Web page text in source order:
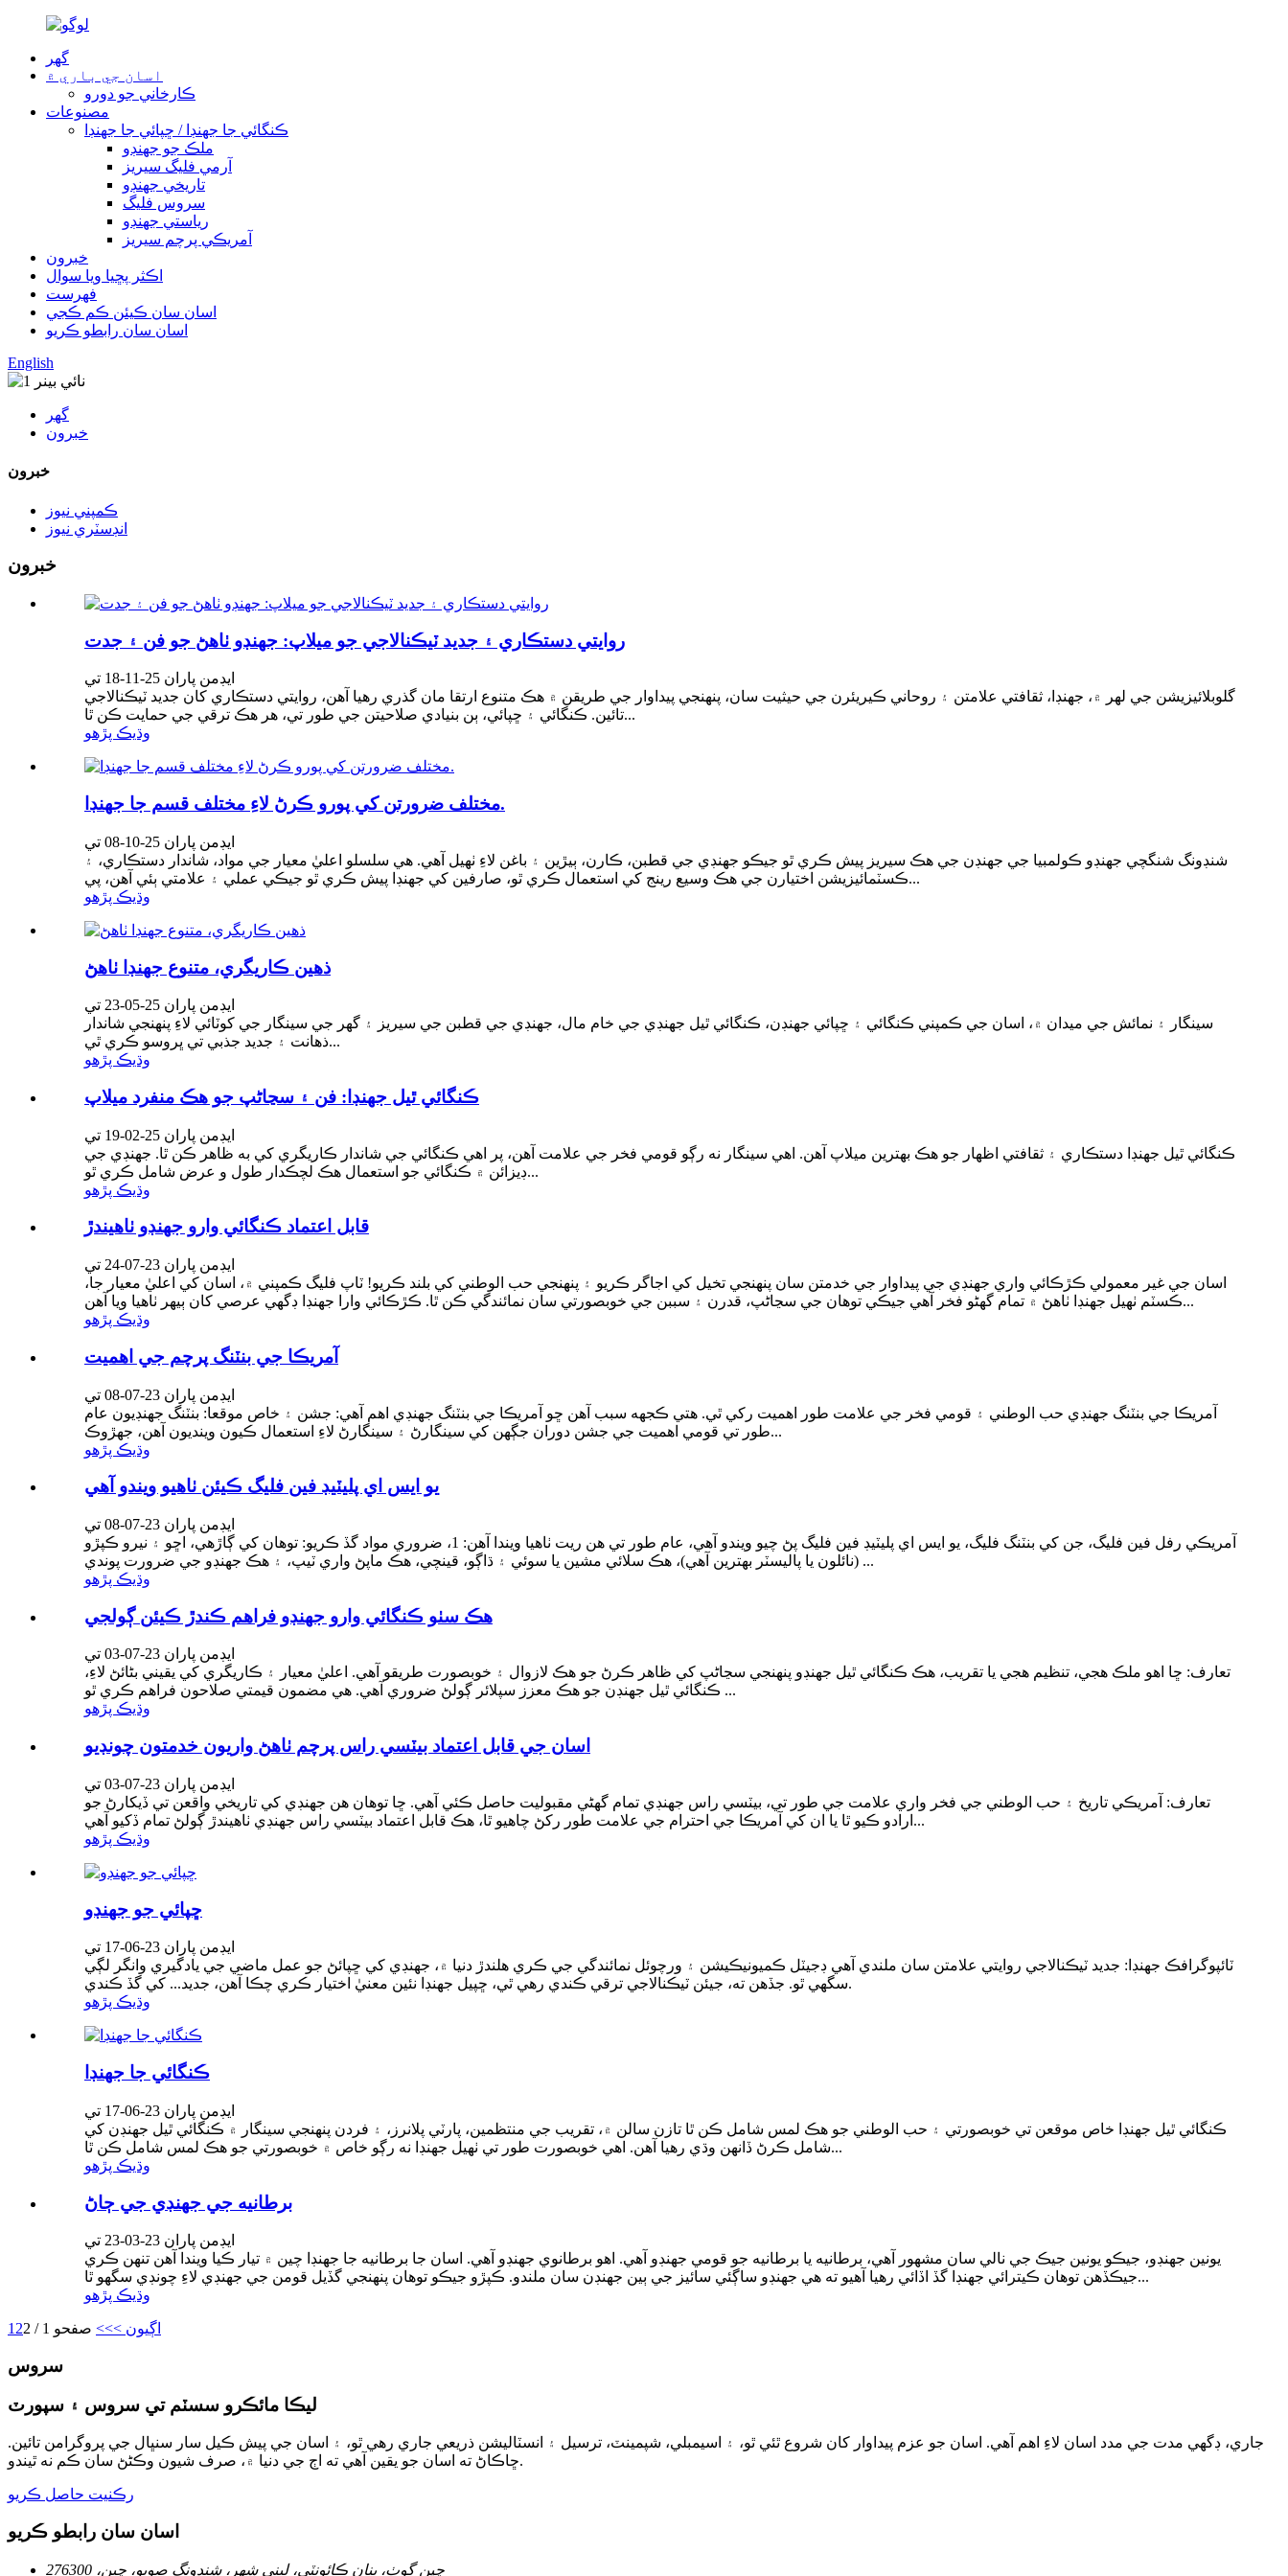
گھر
اسان جي باري ۾
ڪارخاني جو دورو
مصنوعات
ڪنگائي جا جهنڊا / ڇپائي جا جهنڊا
ملڪ جو جهنڊو
آرمي فليگ سيريز
تاريخي جهنڊو
سروس فليگ
رياستي جهنڊو
آمريڪي پرچم سيريز
خبرون
اڪثر پڇيا ويا سوال
فهرست
اسان سان ڪيئن ڪم ڪجي
اسان سان رابطو ڪريو
English
گھر
خبرون
خبرون
ڪمپني نيوز
انڊسٽري نيوز
خبرون
روايتي دستڪاري ۽ جديد ٽيڪنالاجي جو ميلاپ: جهنڊو ٺاهڻ جو فن ۽ جدت
ايڊمن پاران 25-11-18 تي
گلوبلائيزيشن جي لهر ۾، جهنڊا، ثقافتي علامتن ۽ روحاني ڪيريئرن جي حيثيت سان، پنهنجي پيداوار جي طريقن ۾ هڪ متنوع ارتقا مان گذري رهيا آهن، روايتي دستڪاري کان جديد ٽيڪنالاجي
تائين. ڪنگائي ۽ ڇپائي، ٻن بنيادي صلاحيتن جي طور تي، هر هڪ ترقي جي حمايت ڪن ٿا...
وڌيڪ پڙهو
مختلف ضرورتن کي پورو ڪرڻ لاءِ مختلف قسم جا جهنڊا.
ايڊمن پاران 25-10-08 تي
شنڊونگ شنگچي جھنڊو ڪولمبيا جي جھنڊن جي هڪ سيريز پيش ڪري ٿو جيڪو جھنڊي جي قطبن، ڪارن، ٻيڙين ۽ باغن لاءِ ٺهيل آهي. هي سلسلو اعليٰ معيار جي مواد، شاندار دستڪاري، ۽
ڪسٽمائيزيشن اختيارن جي هڪ وسيع رينج کي استعمال ڪري ٿو، صارفين کي جھنڊا پيش ڪري ٿو جيڪي عملي ۽ علامتي ٻئي آهن، پي...
وڌيڪ پڙهو
ذهين ڪاريگري، متنوع جهنڊا ٺاهڻ
ايڊمن پاران 25-05-23 تي
سينگار ۽ نمائش جي ميدان ۾، اسان جي ڪمپني ڪنگائي ۽ ڇپائي جهنڊن، ڪنگائي ٿيل جهنڊي جي خام مال، جھنڊي جي قطبن جي سيريز ۽ گھر جي سينگار جي کوٽائي لاءِ پنهنجي شاندار
ذهانت ۽ جديد جذبي تي ڀروسو ڪري ٿي...
وڌيڪ پڙهو
ڪنگائي ٿيل جهنڊا: فن ۽ سڃاڻپ جو هڪ منفرد ميلاپ
ايڊمن پاران 25-02-19 تي
ڪنگائي ٿيل جهنڊا دستڪاري ۽ ثقافتي اظهار جو هڪ بهترين ميلاپ آهن. اهي سينگار نه رڳو قومي فخر جي علامت آهن، پر اهي ڪنگائي جي شاندار ڪاريگري کي به ظاهر ڪن ٿا. جهنڊي جي
ڊيزائن ۾ ڪنگائي جو استعمال هڪ لچڪدار طول و عرض شامل ڪري ٿو...
وڌيڪ پڙهو
قابل اعتماد ڪنگائي وارو جهنڊو ٺاهيندڙ
ايڊمن پاران 23-07-24 تي
اسان جي غير معمولي ڪڙڪائي واري جهنڊي جي پيداوار جي خدمتن سان پنهنجي تخيل کي اجاگر ڪريو ۽ پنهنجي حب الوطني کي بلند ڪريو! ٽاپ فليگ ڪمپني ۾، اسان کي اعليٰ معيار جا،
ڪسٽم ٺهيل جهنڊا ٺاهڻ ۾ تمام گهڻو فخر آهي جيڪي توهان جي سڃاڻپ، قدرن ۽ سببن جي خوبصورتي سان نمائندگي ڪن ٿا. ڪڙڪائي وارا جهنڊا ڊگهي عرصي کان ٻيهر ٺاهيا ويا آهن...
وڌيڪ پڙهو
آمريڪا جي بنٽنگ پرچم جي اهميت
ايڊمن پاران 23-07-08 تي
آمريڪا جي بنٽنگ جهنڊي حب الوطني ۽ قومي فخر جي علامت طور اهميت رکي ٿي. هتي ڪجهه سبب آهن ڇو آمريڪا جي بنٽنگ جهنڊي اهم آهي: جشن ۽ خاص موقعا: بنٽنگ جهنڊيون عام
طور تي قومي اهميت جي جشن دوران جڳهن کي سينگارڻ ۽ سينگارڻ لاءِ استعمال ڪيون وينديون آهن، جهڙوڪ...
وڌيڪ پڙهو
يو ايس اي پليٽيڊ فين فليگ ڪيئن ٺاهيو ويندو آهي
ايڊمن پاران 23-07-08 تي
آمريڪي رفل فين فليگ، جن کي بنٽنگ فليگ، يو ايس اي پليٽيڊ فين فليگ پڻ چيو ويندو آهي، عام طور تي هن ريت ٺاهيا ويندا آهن: 1، ضروري مواد گڏ ڪريو: توهان کي ڳاڙهي، اڇو ۽ نيرو ڪپڙو
(نائلون يا پاليسٽر بهترين آهي)، هڪ سلائي مشين يا سوئي ۽ ڌاڳو، قينچي، هڪ ماپڻ واري ٽيپ، ۽ هڪ جهنڊو جي ضرورت پوندي ...
وڌيڪ پڙهو
هڪ سٺو ڪنگائي وارو جهنڊو فراهم ڪندڙ ڪيئن ڳولجي
ايڊمن پاران 23-07-03 تي
تعارف: ڇا اهو ملڪ هجي، تنظيم هجي يا تقريب، هڪ ڪنگائي ٿيل جهنڊو پنهنجي سڃاڻپ کي ظاهر ڪرڻ جو هڪ لازوال ۽ خوبصورت طريقو آهي. اعليٰ معيار ۽ ڪاريگري کي يقيني بڻائڻ لاءِ،
ڪنگائي ٿيل جهنڊن جو هڪ معزز سپلائر ڳولڻ ضروري آهي. هي مضمون قيمتي صلاحون فراهم ڪري ٿو ...
وڌيڪ پڙهو
اسان جي قابل اعتماد بيٽسي راس پرچم ٺاهڻ واريون خدمتون چونڊيو
ايڊمن پاران 23-07-03 تي
تعارف: آمريڪي تاريخ ۽ حب الوطني جي فخر واري علامت جي طور تي، بيٽسي راس جهنڊي تمام گهڻي مقبوليت حاصل ڪئي آهي. ڇا توهان هن جهنڊي کي تاريخي واقعن تي ڏيکارڻ جو
ارادو ڪيو ٿا يا ان کي آمريڪا جي احترام جي علامت طور رکڻ چاهيو ٿا، هڪ قابل اعتماد بيٽسي راس جهنڊي ٺاهيندڙ ڳولڻ تمام ڏکيو آهي...
وڌيڪ پڙهو
ڇپائي جو جھنڊو
ايڊمن پاران 23-06-17 تي
ٽائپوگرافڪ جهنڊا: جديد ٽيڪنالاجي روايتي علامتن سان ملندي آهي ڊجيٽل ڪميونيڪيشن ۽ ورچوئل نمائندگي جي ڪري هلندڙ دنيا ۾، جهنڊي کي ڇپائڻ جو عمل ماضي جي يادگيري وانگر لڳي
سگهي ٿو. جڏهن ته، جيئن ٽيڪنالاجي ترقي ڪندي رهي ٿي، ڇپيل جهنڊا نئين معنيٰ اختيار ڪري چڪا آهن، جديد... کي گڏ ڪندي.
وڌيڪ پڙهو
ڪنگائي جا جهنڊا
ايڊمن پاران 23-06-17 تي
ڪنگائي ٿيل جهنڊا خاص موقعن تي خوبصورتي ۽ حب الوطني جو هڪ لمس شامل ڪن ٿا تازن سالن ۾، تقريب جي منتظمين، پارٽي پلانرز، ۽ فردن پنهنجي سينگار ۾ ڪنگائي ٿيل جهنڊن کي
شامل ڪرڻ ڏانهن وڌي رهيا آهن. اهي خوبصورت طور تي ٺهيل جهنڊا نه رڳو خاص ۾ خوبصورتي جو هڪ لمس شامل ڪن ٿا...
وڌيڪ پڙهو
برطانيه جي جهنڊي جي ڄاڻ
ايڊمن پاران 23-03-23 ​​تي
يونين جھنڊو، جيڪو يونين جيڪ جي نالي سان مشهور آهي، برطانيه يا برطانيه جو قومي جھنڊو آهي. اهو برطانوي جھنڊو آهي. اسان جا برطانيه جا جھنڊا چين ۾ تيار ڪيا ويندا آهن تنهن ڪري
جيڪڏهن توهان ڪيترائي جھنڊا گڏ اڏائي رهيا آهيو ته هي جھنڊو ساڳئي سائيز جي ٻين جھنڊن سان ملندو. ڪپڙو جيڪو توهان پنهنجي گڏيل قومن جي جھنڊي لاءِ چونڊي سگهو ٿا...
وڌيڪ پڙهو
1 2 اڳيون >>> صفحو 1 / 2
سروس
ليڪا مائڪرو سسٽم تي سروس ۽ سپورٽ
جاري، ڊگهي مدت جي مدد اسان لاءِ اهم آهي. اسان جو عزم پيداوار کان شروع ٿئي ٿو، ۽ اسيمبلي، شپمينٽ، ترسيل ۽ انسٽاليشن ذريعي جاري رهي ٿو، ۽ اسان جي پيش ڪيل سار سنڀال جي پروگرامن تائين.
ڇاڪاڻ ته اسان جو يقين آهي ته اڄ جي دنيا ۾، صرف شيون وڪڻڻ سان ڪم نه ٿيندو.
رڪنيت حاصل ڪريو
اسان سان رابطو ڪريو
چپن ڳوٺ، ينان ڪائونٽي، ليني شهر، شنڊونگ صوبو، چين، 276300